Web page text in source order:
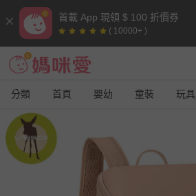
首載 App 現領 $ 100 折價券
( 10000+ )
分類 首頁 嬰幼 童裝 玩具